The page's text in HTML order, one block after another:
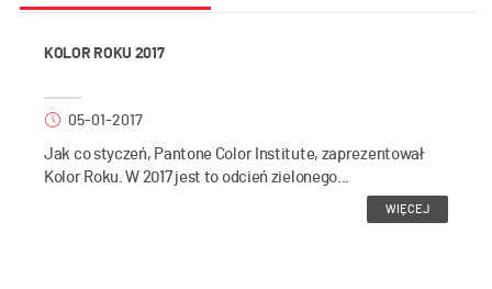
KOLOR ROKU 2017
05-01-2017
Jak co styczeń, Pantone Color Institute, zaprezentował
Kolor Roku. W 2017 jest to odcień zielonego...
WIĘCEJ